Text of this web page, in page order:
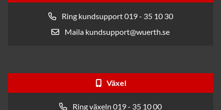
Ring kundsupport 019 - 35 10 30
Maila kundsupport@wuerth.se
Växel
Ring växeln 019 - 35 10 00